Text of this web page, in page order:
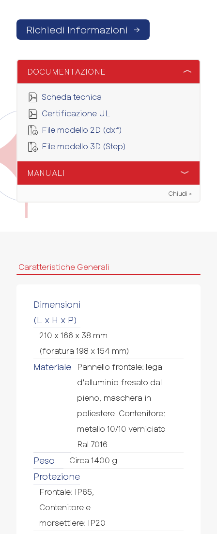
Richiedi Informazioni →
DOCUMENTAZIONE
Scheda tecnica
Certificazione UL
File modello 2D (dxf)
File modello 3D (Step)
MANUALI
Chiudi ×
Caratteristiche Generali
Dimensioni
(L x H x P)
210 x 166 x 38 mm
(foratura 198 x 154 mm)
Materiale
Pannello frontale: lega
d'alluminio fresato dal
pieno, maschera in
poliestere. Contenitore:
metallo 10/10 verniciato
Ral 7016
Peso Circa 1400 g
Protezione
Frontale: IP65,
Contenitore e
morsettiere: IP20